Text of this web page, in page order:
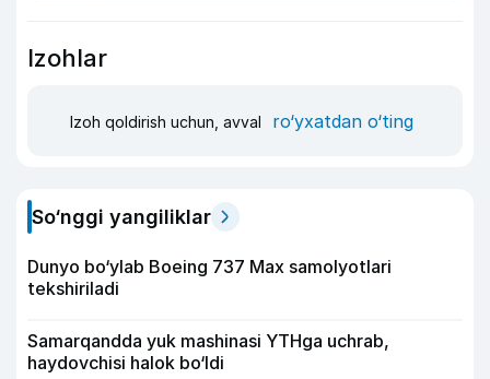
Izohlar
Izoh qoldirish uchun, avval ro‘yxatdan o‘ting
So‘nggi yangiliklar
Dunyo bo‘ylab Boeing 737 Max samolyotlari
tekshiriladi
Samarqandda yuk mashinasi YTHga uchrab,
haydovchisi halok bo‘ldi